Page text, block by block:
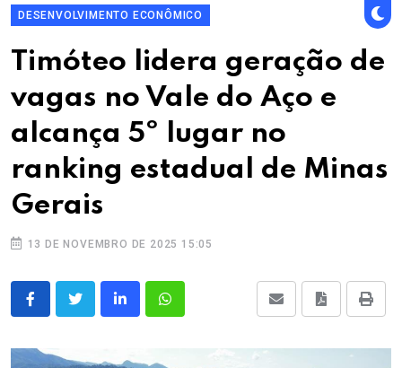
DESENVOLVIMENTO ECONÔMICO
Timóteo lidera geração de
vagas no Vale do Aço e
alcança 5º lugar no
ranking estadual de Minas
Gerais
13 DE NOVEMBRO DE 2025 15:05